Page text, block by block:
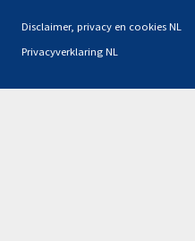
Disclaimer, privacy en cookies NL
Privacyverklaring NL